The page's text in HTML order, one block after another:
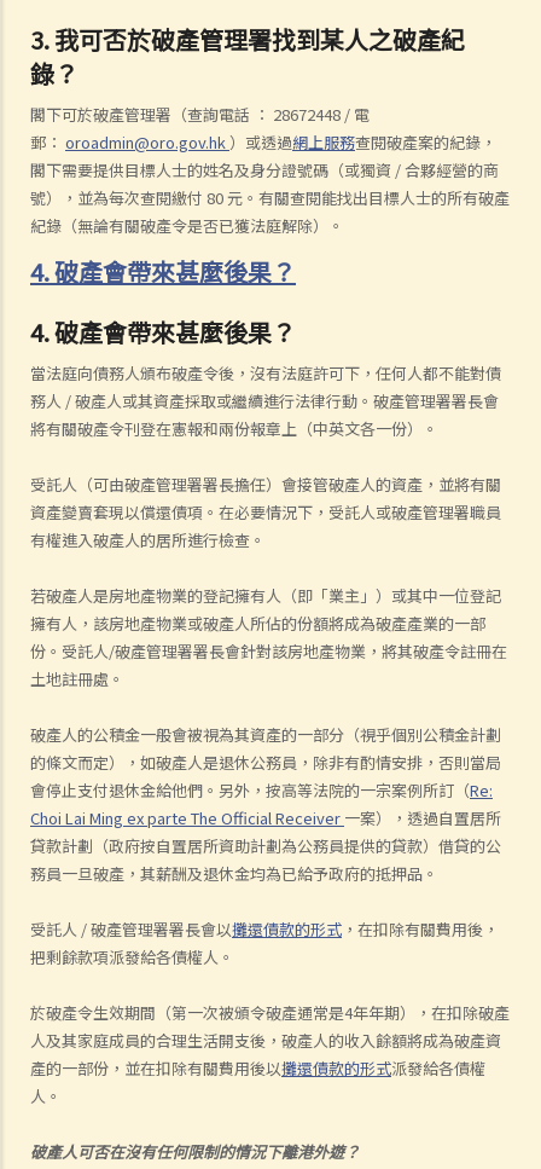
3. 我可否於破產管理署找到某人之破產紀
錄？
閣下可於破產管理署（查詢電話 ： 28672448 / 電
郵： oroadmin@oro.gov.hk ）或透過網上服務查閱破產案的紀錄，
閣下需要提供目標人士的姓名及身分證號碼（或獨資 / 合夥經營的商
號），並為每次查閱繳付 80 元。有關查閱能找出目標人士的所有破產
紀錄（無論有關破產令是否已獲法庭解除）。
4. 破產會帶來甚麼後果？
4. 破產會帶來甚麼後果？
當法庭向債務人頒布破產令後，沒有法庭許可下，任何人都不能對債
務人 / 破產人或其資產採取或繼續進行法律行動。破產管理署署長會
將有關破產令刊登在憲報和兩份報章上（中英文各一份）。
受託人（可由破產管理署署長擔任）會接管破產人的資產，並將有關
資產變賣套現以償還債項。在必要情況下，受託人或破產管理署職員
有權進入破產人的居所進行檢查。
若破產人是房地產物業的登記擁有人（即「業主」）或其中一位登記
擁有人，該房地產物業或破產人所佔的份額將成為破產產業的一部
份。受託人/破產管理署署長會針對該房地產物業，將其破產令註冊在
土地註冊處。
破產人的公積金一般會被視為其資產的一部分（視乎個別公積金計劃
的條文而定），如破產人是退休公務員，除非有酌情安排，否則當局
會停止支付退休金給他們。另外，按高等法院的一宗案例所訂（Re:
Choi Lai Ming ex parte The Official Receiver 一案），透過自置居所
貸款計劃（政府按自置居所資助計劃為公務員提供的貸款）借貸的公
務員一旦破產，其薪酬及退休金均為已給予政府的抵押品。
受託人 / 破產管理署署長會以攤還債款的形式 ，在扣除有關費用後，
把剩餘款項派發給各債權人。
於破產令生效期間（第一次被頒令破產通常是4年年期），在扣除破產
人及其家庭成員的合理生活開支後，破產人的收入餘額將成為破產資
產的一部份，並在扣除有關費用後以攤還債款的形式派發給各債權
人。
破產人可否在沒有任何限制的情況下離港外遊？